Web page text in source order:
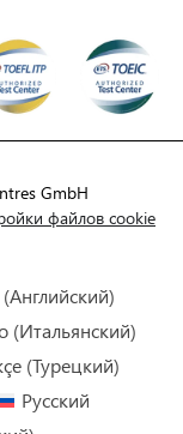
GmbH
файлов cookie
(Английский)
(Итальянский)
(Турецкий)
Русский